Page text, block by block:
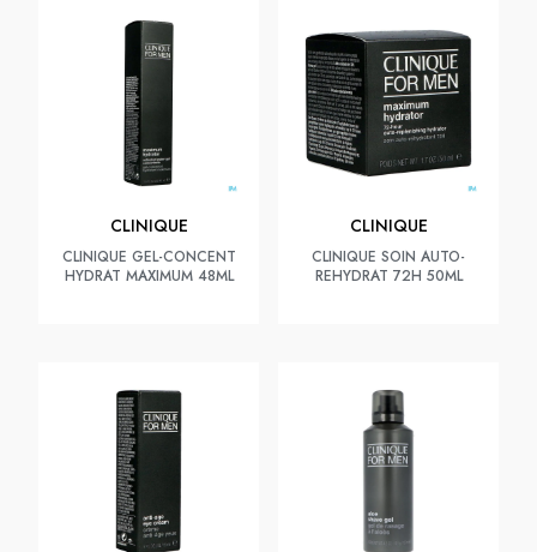
CLINIQUE
CLINIQUE GEL-CONCENT
HYDRAT MAXIMUM 48ML
CLINIQUE
CLINIQUE SOIN AUTO-
REHYDRAT 72H 50ML